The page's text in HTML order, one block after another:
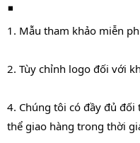
1. Mẫu tham khảo miễn
2. Tùy chỉnh logo đối với
4. Chúng tôi có đầy đủ đối
thể giao hàng trong thời